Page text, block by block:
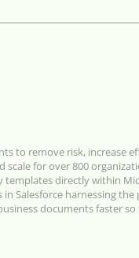
to remove risk, increase
for over 800
templates directly within
Salesforce harnessing
documents faster